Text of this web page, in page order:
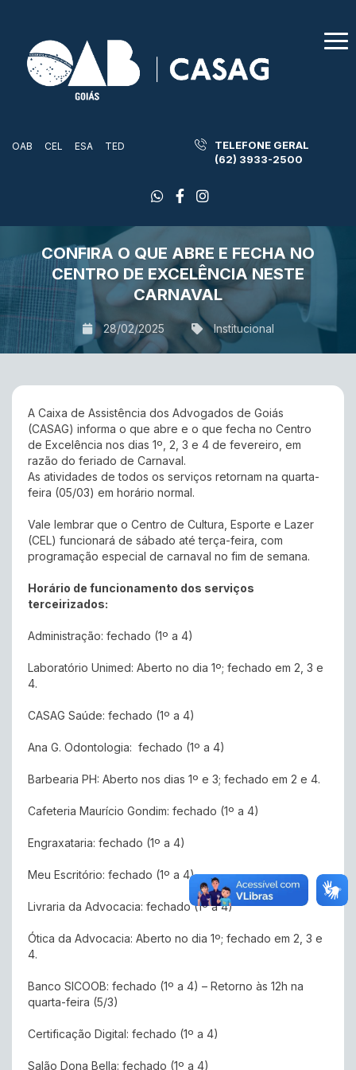
OAB CEL ESA TED
TELEFONE GERAL
(62) 3933-2500
CONFIRA O QUE ABRE E FECHA NO
CENTRO DE EXCELÊNCIA NESTE
CARNAVAL
28/02/2025 Institucional
A Caixa de Assistência dos Advogados de Goiás
(CASAG) informa o que abre e o que fecha no Centro
de Excelência nos dias 1º, 2, 3 e 4 de fevereiro, em
razão do feriado de Carnaval.
As atividades de todos os serviços retornam na quarta-
feira (05/03) em horário normal.
Vale lembrar que o Centro de Cultura, Esporte e Lazer
(CEL) funcionará de sábado até terça-feira, com
programação especial de carnaval no fim de semana.
Horário de funcionamento dos serviços
terceirizados:
Administração: fechado (1º a 4)
Laboratório Unimed: Aberto no dia 1º; fechado em 2, 3 e
4.
CASAG Saúde: fechado (1º a 4)
Ana G. Odontologia: fechado (1º a 4)
Barbearia PH: Aberto nos dias 1º e 3; fechado em 2 e 4.
Cafeteria Maurício Gondim: fechado (1º a 4)
Engraxataria: fechado (1º a 4)
Meu Escritório: fechado (1º a 4)
Livraria da Advocacia: fechado (1º a 4)
Ótica da Advocacia: Aberto no dia 1º; fechado em 2, 3 e
4.
Banco SICOOB: fechado (1º a 4) – Retorno às 12h na
quarta-feira (5/3)
Certificação Digital: fechado (1º a 4)
Salão Dona Bella: fechado (1º a 4)